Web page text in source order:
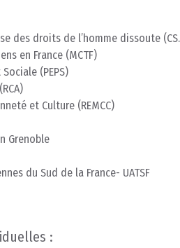
des droits de l’homme dissoute (CS.
en France (MCTF)
(PEPS)
et Culture (REMCC)
Grenoble
du Sud de la France- UATSF
: